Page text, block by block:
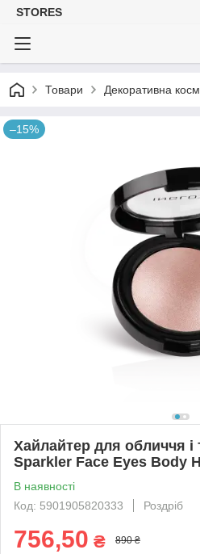
STORES
Товари Декоративна
–15%
Хайлайтер для обличчя і
Sparkler Face Eyes Body
В наявності
Код: 5901905820333
Роздріб
756,50 ₴ 890 ₴